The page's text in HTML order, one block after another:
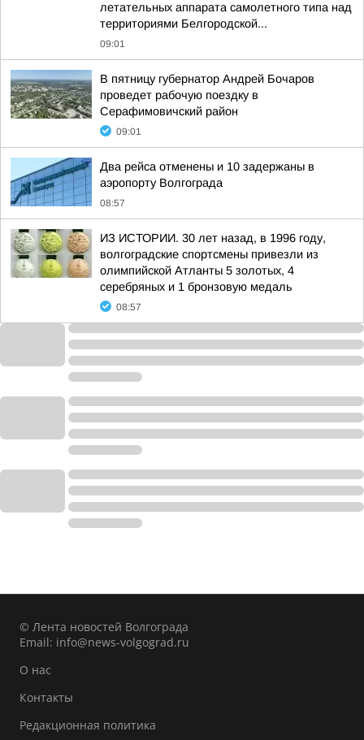
летательных аппарата самолетного типа над
территориями Белгородской...
09:01
В пятницу губернатор Андрей Бочаров
проведет рабочую поездку в
Серафимовичский район
09:01
Два рейса отменены и 10 задержаны в
аэропорту Волгограда
08:57
ИЗ ИСТОРИИ. 30 лет назад, в 1996 году,
волгоградские спортсмены привезли из
олимпийской Атланты 5 золотых, 4
серебряных и 1 бронзовую медаль
08:57
© Лента новостей Волгограда
Email: info@news-volgograd.ru
О нас
Контакты
Редакционная политика